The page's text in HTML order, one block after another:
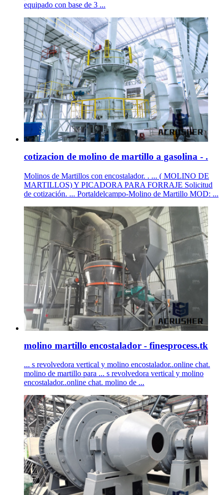
equipado con base de 3 ...
cotizacion de molino de martillo a gasolina - .
Molinos de Martillos con encostalador. . ... ( MOLINO DE
MARTILLOS) Y PICADORA PARA FORRAJE Solicitud
de cotización. ... Portaldelcampo-Molino de Martillo MOD: ...
molino martillo encostalador - finesprocess.tk
... s revolvedora vertical y molino encostalador..online chat.
molino de martillo para ... s revolvedora vertical y molino
encostalador..online chat. molino de ...